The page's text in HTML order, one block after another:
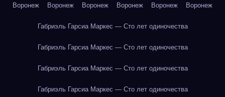
Воронеж Воронеж Воронеж Воронеж Воронеж Воронеж
Габриэль Гарсиа Маркес — Сто лет одиночества
Габриэль Гарсиа Маркес — Сто лет одиночества
Габриэль Гарсиа Маркес — Сто лет одиночества
Габриэль Гарсиа Маркес — Сто лет одиночества